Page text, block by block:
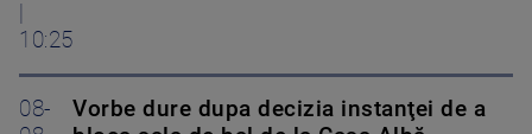
10:25
08-
Vorbe dure dupa decizia instanţei de a